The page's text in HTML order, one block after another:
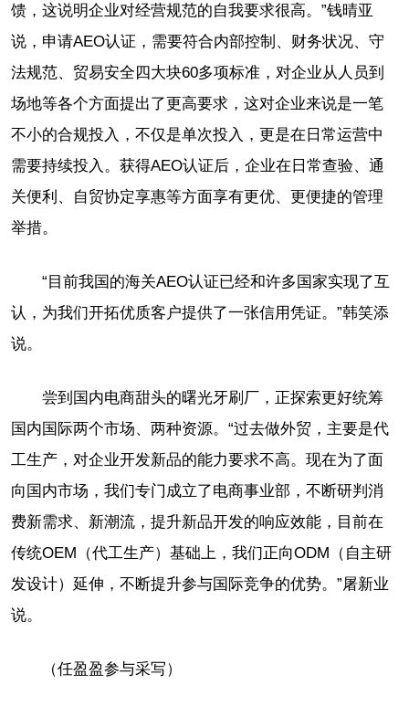
馈，这说明企业对经营规范的自我要求很高。”钱晴亚
说，申请AEO认证，需要符合内部控制、财务状况、守
法规范、贸易安全四大块60多项标准，对企业从人员到
场地等各个方面提出了更高要求，这对企业来说是一笔
不小的合规投入，不仅是单次投入，更是在日常运营中
需要持续投入。获得AEO认证后，企业在日常查验、通
关便利、自贸协定享惠等方面享有更优、更便捷的管理
举措。
“目前我国的海关AEO认证已经和许多国家实现了互
认，为我们开拓优质客户提供了一张信用凭证。”韩笑添
说。
尝到国内电商甜头的曙光牙刷厂，正探索更好统筹
国内国际两个市场、两种资源。“过去做外贸，主要是代
工生产，对企业开发新品的能力要求不高。现在为了面
向国内市场，我们专门成立了电商事业部，不断研判消
费新需求、新潮流，提升新品开发的响应效能，目前在
传统OEM（代工生产）基础上，我们正向ODM（自主研
发设计）延伸，不断提升参与国际竞争的优势。”屠新业
说。
（任盈盈参与采写）